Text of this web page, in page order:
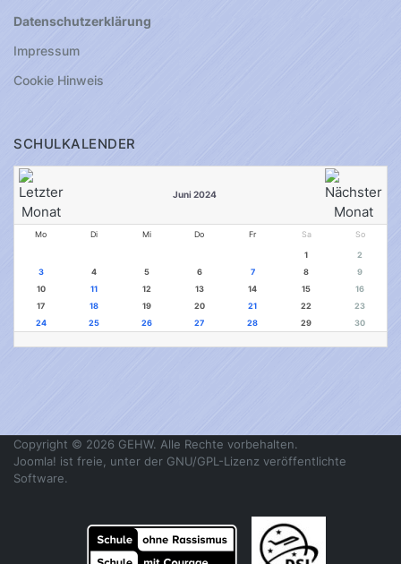
Datenschutzerklärung
Impressum
Cookie Hinweis
SCHULKALENDER
Juni 2024
Mo Di Mi Do Fr Sa So
1
2
3
4 5 6 7 8
9
10
11 12 13 14 15
16
17
18 19 20 21 22
23
24
25 26 27 28 29 30
Copyright © 2026 GEHW. Alle Rechte vorbehalten.
Joomla! ist freie, unter der GNU/GPL-Lizenz veröffentlichte
Software.